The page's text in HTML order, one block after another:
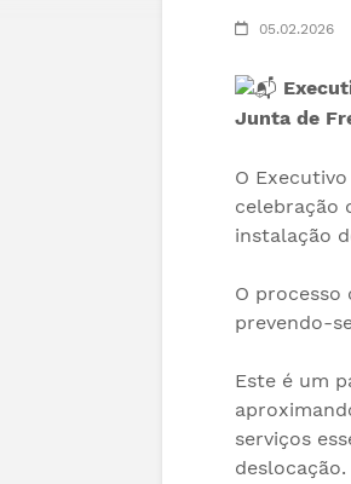
05.02.2026
Junta de
O
celebração
instalação
O processo
prevendo-
Este é um
serviços
deslocação.